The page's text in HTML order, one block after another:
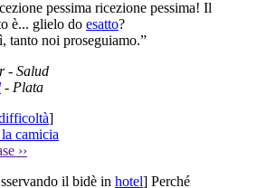
pessima ricezione pessima! Il
è... glielo do esatto?
tanto noi proseguiamo.”
- Salud
- Plata
]
camicia
››
il bidè in hotel] Perché